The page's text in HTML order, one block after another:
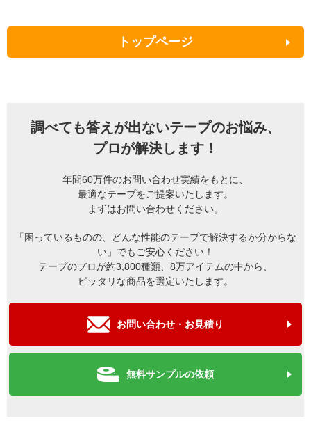
トップページ
調べても答えが出ないテープのお悩み、
プロが解決します！
年間60万件のお問い合わせ実績をもとに、
最適なテープをご提案いたします。
まずはお問い合わせください。
「困っているものの、どんな性能のテープで解決するか分からな
い」でもご安心ください！
テープのプロが約3,800種類、8万アイテムの中から、
ピッタリな商品を選定いたします。
お問い合わせ・お見積り
無料サンプルの依頼